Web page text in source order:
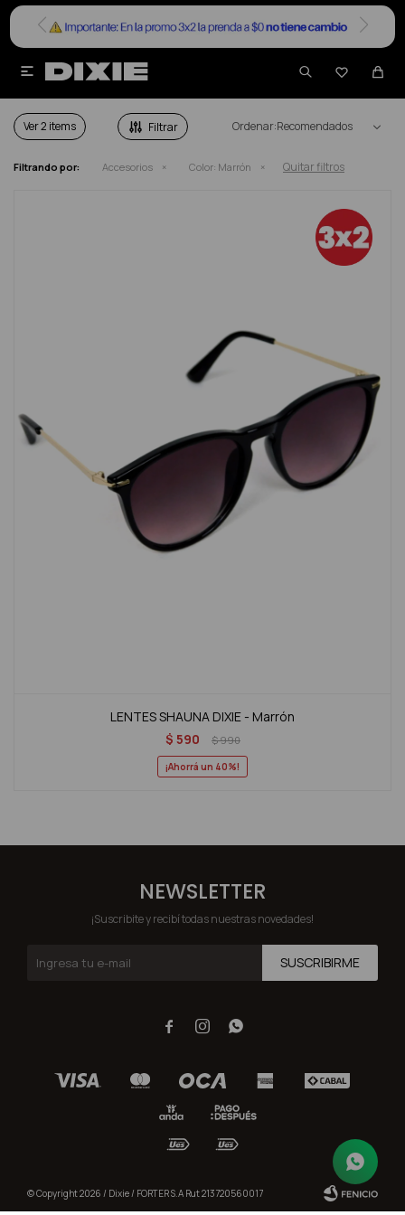


ACCESORIOS DAMA EN COLOR MARRÓN
Ver Recomendados
Filtrando por: Accesorios Color: Marrón Quitar filtros
LENTES SHAUNA DIXIE - Marrón
$ 590 $990
40
NEWSLETTER
¡Suscribite y recibí todas nuestras novedades!
SUSCRIBIRME
  
© Copyright 2026 / Dixie / FORTER S.A Rut 213720560017